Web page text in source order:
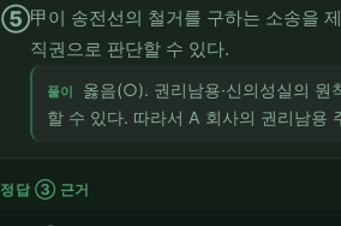
⑤甲이 송전선의 철거를 구하는 소송을
직권으로 판단할 수 있다.
풀이
옳음(○). 권리남용·신의성실의 원
할 수 있다. 따라서 A 회사의 권리남용
정답 ③ 근거